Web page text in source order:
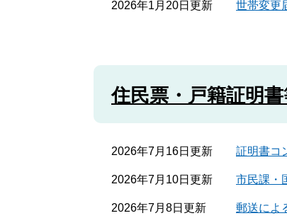
2026年1月20日更新 世帯変更
住民票・戸籍証明
2026年7月16日更新 証明書コ
2026年7月10日更新 市民課・
2026年7月8日更新 郵送によ